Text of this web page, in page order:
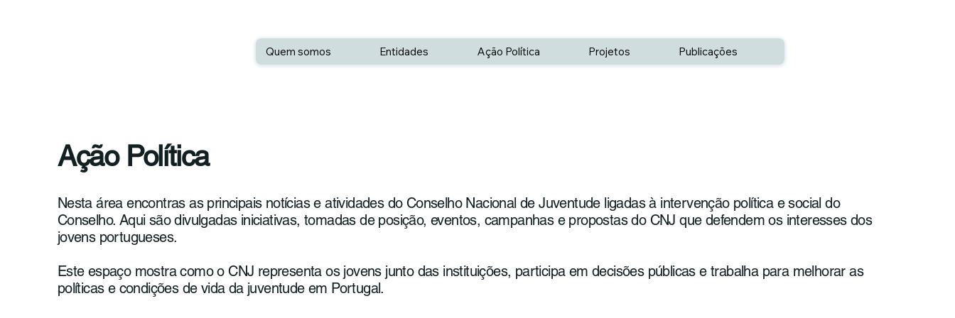
Quem somos Entidades Ação Política Projetos Publicações
Ação Política
Nesta área encontras as principais notícias e atividades do Conselho Nacional de Juventude ligadas à intervenção política e social do
Conselho. Aqui são divulgadas iniciativas, tomadas de posição, eventos, campanhas e propostas do CNJ que defendem os interesses dos
jovens portugueses.
Este espaço mostra como o CNJ representa os jovens junto das instituições, participa em decisões públicas e trabalha para melhorar as
políticas e condições de vida da juventude em Portugal.